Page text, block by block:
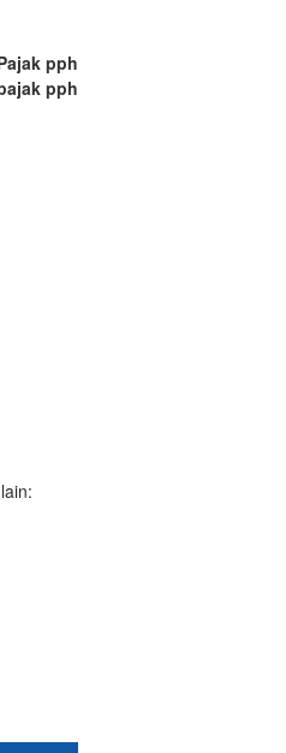
pph
pph